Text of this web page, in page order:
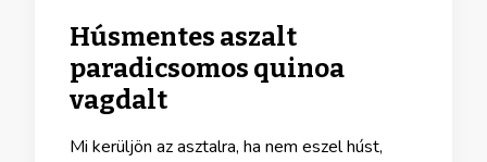
Húsmentes aszalt
paradicsomos quinoa
vagdalt
Mi kerüljön az asztalra, ha nem eszel húst,